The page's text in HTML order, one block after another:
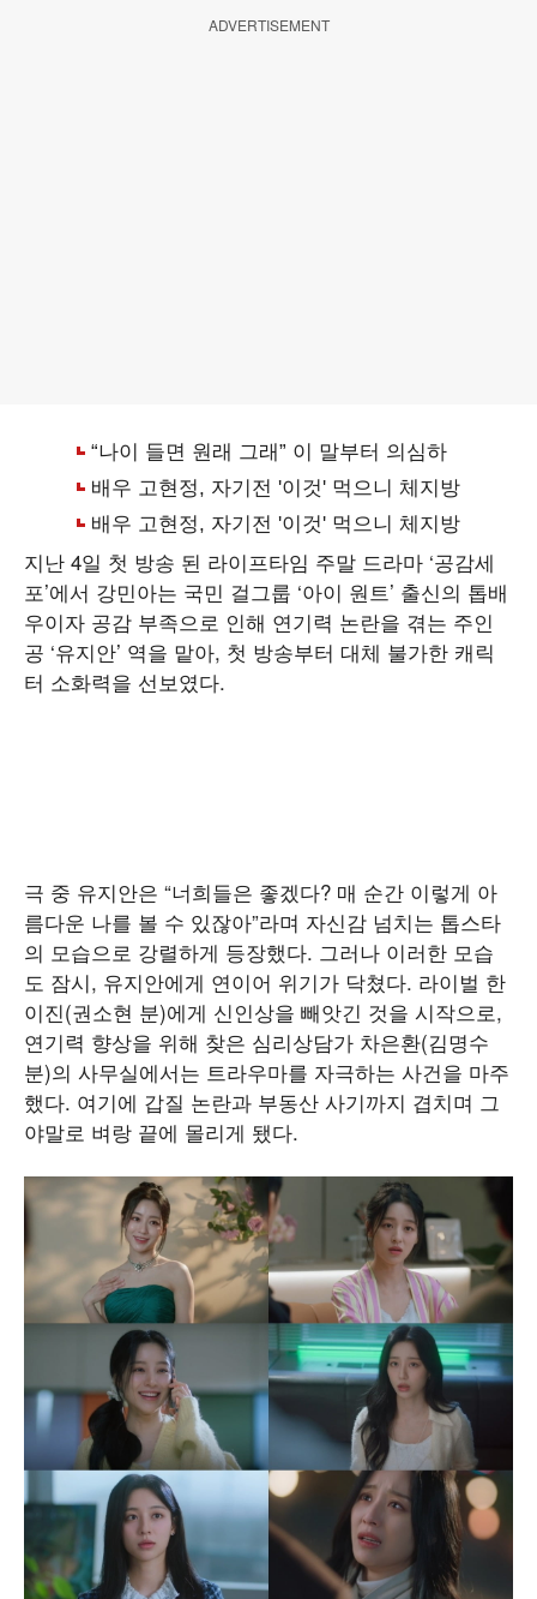
ADVERTISEMENT
지난 4일 첫 방송 된 라이프타임 주말 드라마 ‘공감세
포’에서 강민아는 국민 걸그룹 ‘아이 원트’ 출신의 톱배
우이자 공감 부족으로 인해 연기력 논란을 겪는 주인
공 ‘유지안’ 역을 맡아, 첫 방송부터 대체 불가한 캐릭
터 소화력을 선보였다.
극 중 유지안은 “너희들은 좋겠다? 매 순간 이렇게 아
름다운 나를 볼 수 있잖아”라며 자신감 넘치는 톱스타
의 모습으로 강렬하게 등장했다. 그러나 이러한 모습
도 잠시, 유지안에게 연이어 위기가 닥쳤다. 라이벌 한
이진(권소현 분)에게 신인상을 빼앗긴 것을 시작으로,
연기력 향상을 위해 찾은 심리상담가 차은환(김명수
분)의 사무실에서는 트라우마를 자극하는 사건을 마주
했다. 여기에 갑질 논란과 부동산 사기까지 겹치며 그
야말로 벼랑 끝에 몰리게 됐다.